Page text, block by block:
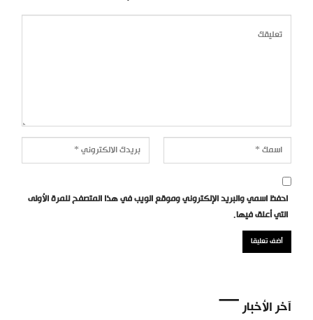
احفظ اسمي والبريد الإلكتروني وموقع الويب في هذا المتصفح للمرة الأولى
التي أعلق فيها.
آخر الأخبار